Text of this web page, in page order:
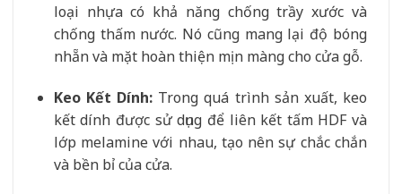
loại nhựa có khả năng chống trầy xước và
chống thấm nước. Nó cũng mang lại độ bóng
nhẵn và mặt hoàn thiện mịn màng cho cửa gỗ.
Keo Kết Dính: Trong quá trình sản xuất, keo
kết dính được sử dụng để liên kết tấm HDF và
lớp melamine với nhau, tạo nên sự chắc chắn
và bền bỉ của cửa.